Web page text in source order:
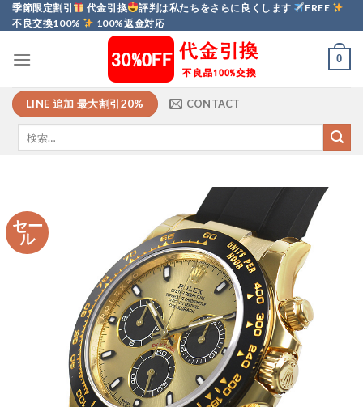
Skip
to
季節限定割引 代金引換 評判は私たちをさらに良くします
FREE
不良交換100%
100%返金対応
0
LINE 追加 最大割引20% CONTACT
セー
ル